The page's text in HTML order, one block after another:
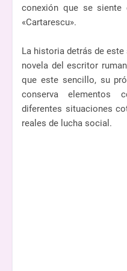
conexión que se siente
«Cartarescu».
La historia detrás de
novela del escritor
que este sencillo, su
conserva elementos
diferentes situaciones
reales de lucha social.